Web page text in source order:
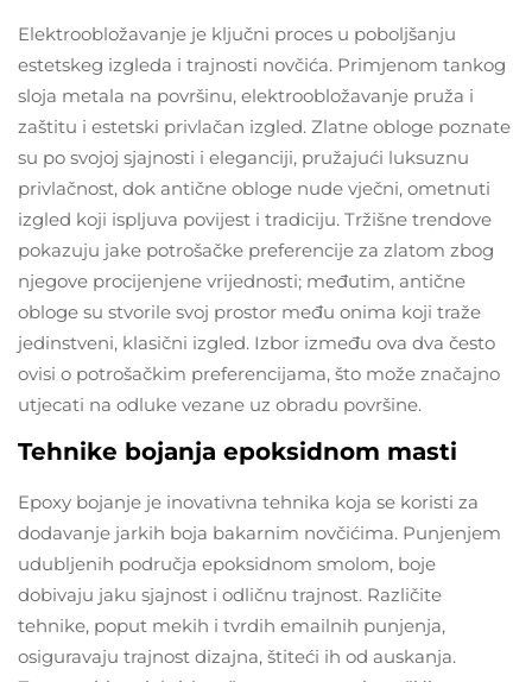
Elektroobložavanje je ključni proces u poboljšanju
estetskeg izgleda i trajnosti novčića. Primjenom tankog
sloja metala na površinu, elektroobložavanje pruža i
zaštitu i estetski privlačan izgled. Zlatne obloge poznate
su po svojoj sjajnosti i eleganciji, pružajući luksuznu
privlačnost, dok antične obloge nude vječni, ometnuti
izgled koji ispljuva povijest i tradiciju. Tržišne trendove
pokazuju jake potrošačke preferencije za zlatom zbog
njegove procijenjene vrijednosti; međutim, antične
obloge su stvorile svoj prostor među onima koji traže
jedinstveni, klasični izgled. Izbor između ova dva često
ovisi o potrošačkim preferencijama, što može značajno
utjecati na odluke vezane uz obradu površine.
Tehnike bojanja epoksidnom masti
Epoxy bojanje je inovativna tehnika koja se koristi za
dodavanje jarkih boja bakarnim novčićima. Punjenjem
udubljenih područja epoksidnom smolom, boje
dobivaju jaku sjajnost i odličnu trajnost. Različite
tehnike, poput mekih i tvrdih emailnih punjenja,
osiguravaju trajnost dizajna, štiteći ih od auskanja.